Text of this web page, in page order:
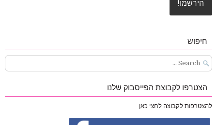
חיפוש
Search
for:
הצטרפו לקבוצת הפייסבוק שלנו
להצטרפות לקבוצה לחצי כאן